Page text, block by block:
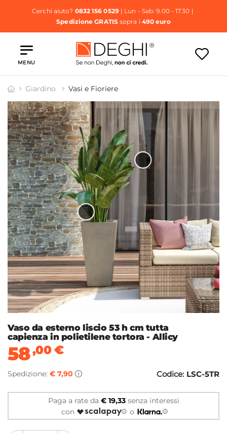
Cerchi aiuto? 0832 156 0529| Lun - Sab: 9.00 - 17.30 |
Spedizione GRATISsopra i 490 euro
MENU
Giardino Vasi e Fioriere
Vaso da esterno liscio 53 h cm tutta
capienza in polietilene tortora - Allicy
58,00€
Spedizione: € 7,90 Codice: LSC-5TR
Paga a rate da € 19,33senza interessi
con
o